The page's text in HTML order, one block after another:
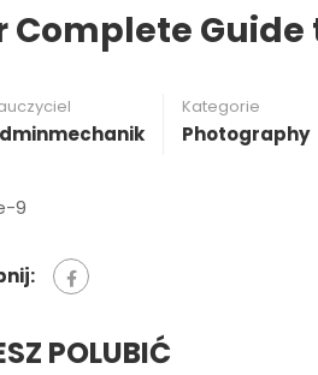
Complete
Kategorie
Photography
POLUBIĆ